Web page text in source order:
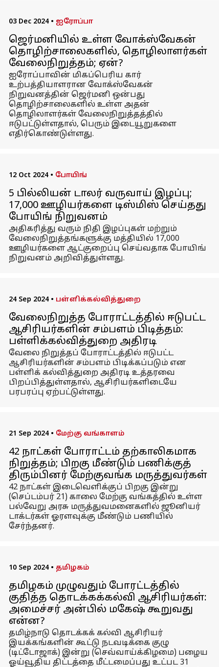
03 Dec 2024 • ஐரோப்பா
ஜெர்மனியில் உள்ள வோக்ஸ்வேகன்
தொழிற்சாலைகளில், தொழிலாளர்கள்
வேலைநிறுத்தம்; ஏன்?
ஐரோப்பாவின் மிகப்பெரிய கார்
உற்பத்தியாளரான வோக்ஸ்வேகன்
நிறுவனத்தின் ஜெர்மனி ஒன்பது
தொழிற்சாலைகளில் உள்ள அதன்
தொழிலாளர்கள் வேலைநிறுத்தத்தில்
ஈடுபட்டுள்ளதால், பெரும் இடையூறுகளை
எதிர்கொண்டுள்ளது.
12 Oct 2024 • போயிங்
5 பில்லியன் டாலர் வருவாய் இழப்பு;
17,000 ஊழியர்களை டிஸ்மிஸ் செய்தது
போயிங் நிறுவனம்
அதிகரித்து வரும் நிதி இழப்புகள் மற்றும்
வேலைநிறுத்தங்களுக்கு மத்தியில் 17,000
ஊழியர்களை ஆட்குறைப்பு செய்வதாக போயிங்
நிறுவனம் அறிவித்துள்ளது.
24 Sep 2024 • பள்ளிக்கல்வித்துறை
வேலைநிறுத்த போராட்டத்தில் ஈடுபட்ட
ஆசிரியர்களின் சம்பளம் பிடித்தம்:
பள்ளிக்கல்வித்துறை அதிரடி
வேலை நிறுத்தப் போராட்டத்தில் ஈடுபட்ட
ஆசிரியர்களின் சம்பளம் பிடிக்கப்படும் என
பள்ளிக் கல்வித்துறை அதிரடி உத்தரவை
பிறப்பித்துள்ளதால், ஆசிரியர்களிடையே
பரபரப்பு ஏற்பட்டுள்ளது.
21 Sep 2024 • மேற்கு வங்காளம்
42 நாட்கள் போராட்டம் தற்காலிகமாக
நிறுத்தம்; பிறகு மீண்டும் பணிக்குத்
திரும்பினர் மேற்குவங்க மருத்துவர்கள்
42 நாட்கள் இடைவெளிக்குப் பிறகு இன்று
(செப்டம்பர் 21) காலை மேற்கு வங்கத்தில் உள்ள
பல்வேறு அரசு மருத்துவமனைகளில் ஜூனியர்
டாக்டர்கள் ஓரளவுக்கு மீண்டும் பணியில்
சேர்ந்தனர்.
10 Sep 2024 • தமிழகம்
தமிழகம் முழுவதும் போரட்டத்தில்
குதித்த தொடக்கக்கல்வி ஆசிரியர்கள்:
அமைச்சர் அன்பில் மகேஷ் கூறுவது
என்ன?
தமிழ்நாடு தொடக்கக் கல்வி ஆசிரியர்
இயக்கங்களின் கூட்டு நடவடிக்கை குழு
(டிட்டோஜாக்) இன்று (செவ்வாய்க்கிழமை) பழைய
ஓய்வூதிய திட்டத்தை மீட்டமைப்பது உட்பட 31